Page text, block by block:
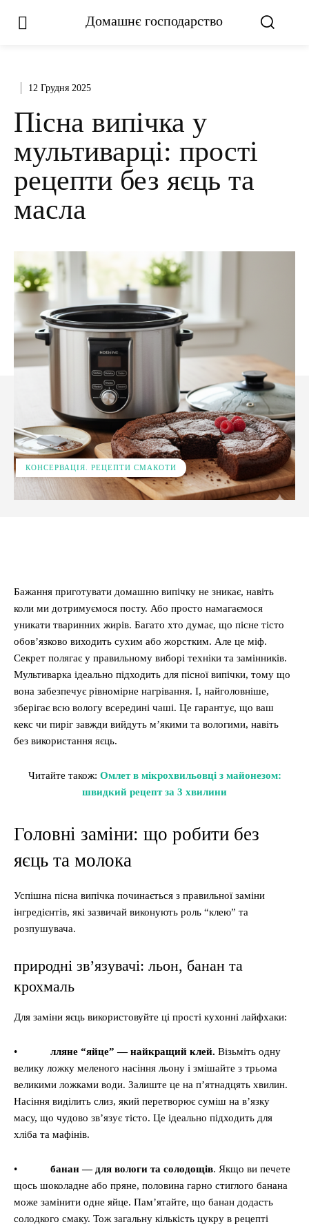
Домашнє господарство
12 Грудня 2025
Пісна випічка у
мультиварці: прості
рецепти без яєць та
масла
КОНСЕРВАЦІЯ. РЕЦЕПТИ СМАКОТИ
Бажання приготувати домашню випічку не зникає, навіть
коли ми дотримуємося посту. Або просто намагаємося
уникати тваринних жирів. Багато хто думає, що пісне тісто
обов’язково виходить сухим або жорстким. Але це міф.
Секрет полягає у правильному виборі техніки та замінників.
Мультиварка ідеально підходить для пісної випічки, тому що
вона забезпечує рівномірне нагрівання. І, найголовніше,
зберігає всю вологу всередині чаші. Це гарантує, що ваш
кекс чи пиріг завжди вийдуть м’якими та вологими, навіть
без використання яєць.
Читайте також: Омлет в мікрохвильовці з майонезом:
швидкий рецепт за 3 хвилини
Головні заміни: що робити без
яєць та молока
Успішна пісна випічка починається з правильної заміни
інгредієнтів, які зазвичай виконують роль “клею” та
розпушувача.
природні зв’язувачі: льон, банан та
крохмаль
Для заміни яєць використовуйте ці прості кухонні лайфхаки:
• лляне “яйце” — найкращий клей. Візьміть одну
велику ложку меленого насіння льону і змішайте з трьома
великими ложками води. Залиште це на п’ятнадцять хвилин.
Насіння виділить слиз, який перетворює суміш на в’язку
масу, що чудово зв’язує тісто. Це ідеально підходить для
хліба та мафінів.
• банан — для вологи та солодощів. Якщо ви печете
щось шоколадне або пряне, половина гарно стиглого банана
може замінити одне яйце. Пам’ятайте, що банан додасть
солодкого смаку. Тож загальну кількість цукру в рецепті